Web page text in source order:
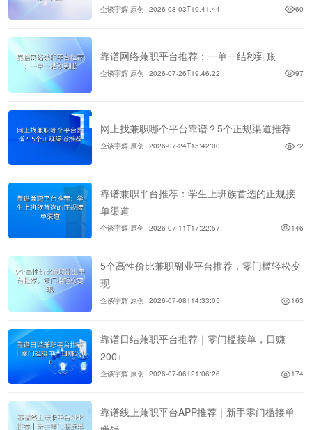
企谈宇辉 原创 2026-08-03T19:41:44 60
靠谱网络兼职平台推荐：一单一结秒到账
企谈宇辉 原创 2026-07-26T19:46:22 97
网上找兼职哪个平台靠谱？5个正规渠道推荐
企谈宇辉 原创 2026-07-24T15:42:00 72
靠谱兼职平台推荐：学生上班族首选的正规接
单渠道
企谈宇辉 原创 2026-07-11T17:22:57 146
5个高性价比兼职副业平台推荐，零门槛轻松变
现
企谈宇辉 原创 2026-07-08T14:33:05 163
靠谱日结兼职平台推荐｜零门槛接单，日赚
200+
企谈宇辉 原创 2026-07-06T21:06:26 174
靠谱线上兼职平台APP推荐｜新手零门槛接单